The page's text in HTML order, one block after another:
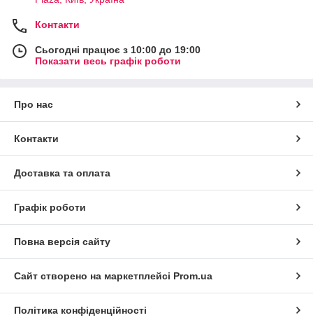
Контакти
Сьогодні працює з 10:00 до 19:00
Показати весь графік роботи
Про нас
Контакти
Доставка та оплата
Графік роботи
Повна версія сайту
Сайт створено на маркетплейсі Prom.ua
Політика конфіденційності